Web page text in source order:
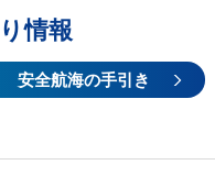
情報
安全航海の手引き